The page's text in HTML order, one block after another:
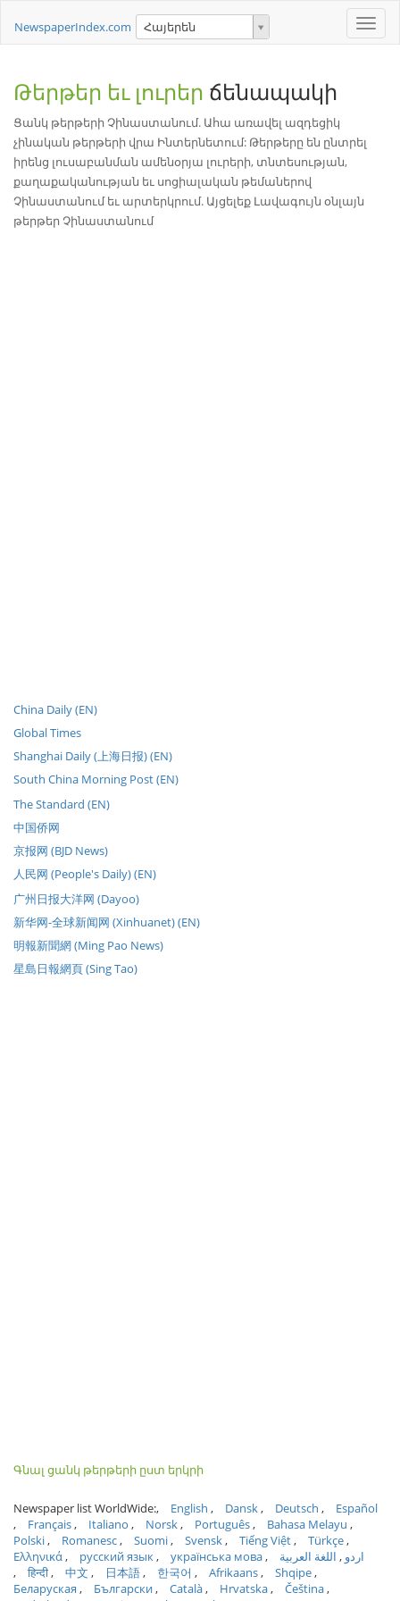
Toggle
NewspaperIndex.com Հայերեն
Թերթեր եւ լուրեր ճենապակի
Ցանկ թերթերի Չինաստանում. Ահա առավել ազդեցիկ
չինական թերթերի վրա Ինտերնետում: Թերթերը են ընտրել
իրենց լուսաբանման ամենօրյա լուրերի, տնտեսության,
քաղաքականության եւ սոցիալական թեմաներով
Չինաստանում եւ արտերկրում. Այցելեք Լավագույն օնլայն
թերթեր Չինաստանում
China Daily (EN)
Global Times
Shanghai Daily (上海日报) (EN)
South China Morning Post (EN)
The Standard (EN)
中国侨网
京报网 (BJD News)
人民网 (People's Daily) (EN)
广州日报大洋网 (Dayoo)
新华网-全球新闻网 (Xinhuanet) (EN)
明報新聞網 (Ming Pao News)
星島日報網頁 (Sing Tao)
Գնալ ցանկ թերթերի ըստ երկրի
Newspaper list WorldWide: English Dansk Deutsch
Español
Français
Italiano Norsk Português
Bahasa Melayu
Polski
Romanesc Suomi Svensk Tiếng Việt
Türkçe
Ελληνικά
русский язык українська мова اردو
اللغة العربية
हिन्दी
中文 日本語 한국어 Afrikaans
Shqipe
Беларуская
Български Català Hrvatska
Čeština